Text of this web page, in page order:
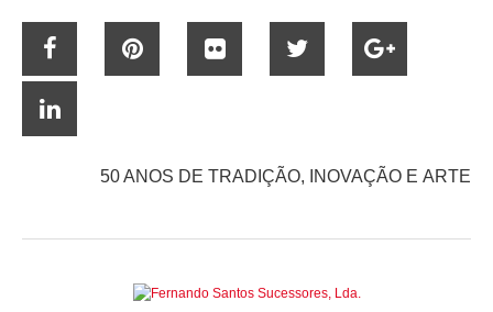
50 ANOS DE TRADIÇÃO, INOVAÇÃO E ARTE